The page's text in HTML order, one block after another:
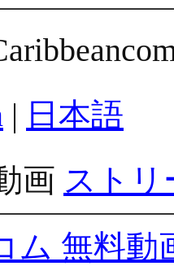
| 日本語
画 ストリ
ム 無料動